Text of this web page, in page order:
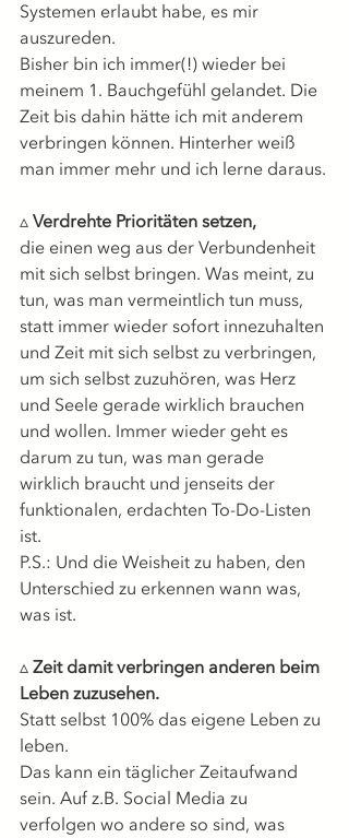
Systemen erlaubt habe, es mir
auszureden.
Bisher bin ich immer(!) wieder bei
meinem 1. Bauchgefühl gelandet. Die
Zeit bis dahin hätte ich mit anderem
verbringen können. Hinterher weiß
man immer mehr und ich lerne daraus.
▵ Verdrehte Prioritäten setzen,
die einen weg aus der Verbundenheit
mit sich selbst bringen. Was meint, zu
tun, was man vermeintlich tun muss,
statt immer wieder sofort innezuhalten
und Zeit mit sich selbst zu verbringen,
um sich selbst zuzuhören, was Herz
und Seele gerade wirklich brauchen
und wollen. Immer wieder geht es
darum zu tun, was man gerade
wirklich braucht und jenseits der
funktionalen, erdachten To-Do-Listen
ist.
P.S.: Und die Weisheit zu haben, den
Unterschied zu erkennen wann was,
was ist.
▵ Zeit damit verbringen anderen beim
Leben zuzusehen.
Statt selbst 100% das eigene Leben zu
leben.
Das kann ein täglicher Zeitaufwand
sein. Auf z.B. Social Media zu
verfolgen wo andere so sind, was